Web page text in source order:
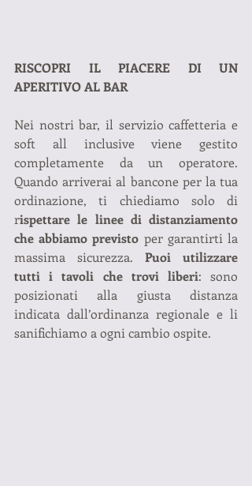
RISCOPRI IL PIACERE DI UN
APERITIVO AL BAR
Nei nostri bar, il servizio caffetteria e
soft all inclusive viene gestito
completamente da un operatore.
Quando arriverai al bancone per la tua
ordinazione, ti chiediamo solo di
rispettare le linee di distanziamento
che abbiamo previsto per garantirti la
massima sicurezza. Puoi utilizzare
tutti i tavoli che trovi liberi: sono
posizionati alla giusta distanza
indicata dall’ordinanza regionale e li
sanifichiamo a ogni cambio ospite.